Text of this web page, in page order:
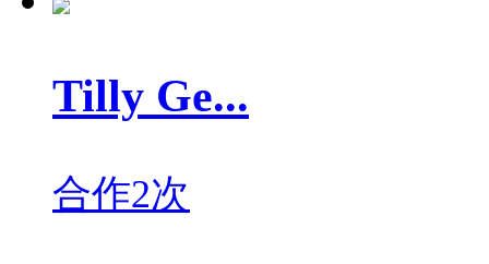
Tilly Ge...
合作2次